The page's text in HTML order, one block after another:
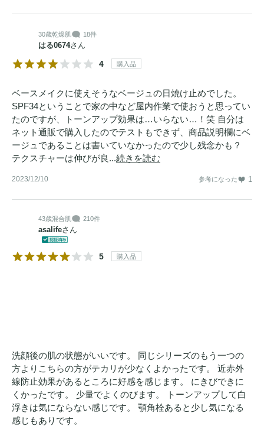
30歳乾燥肌 18件
はる0674さん
4 購入品
ベースメイクに使えそうなベージュの日焼け止めでした。
SPF34ということで家の中など屋内作業で使おうと思ってい
たのですが、トーンアップ効果は…いらない…！笑 自分は
ネット通販で購入したのでテストもできず、商品説明欄にベ
ージュであることは書いていなかったので少し残念かも？
テクスチャーは伸びが良...続きを読む
2023/12/10 参考になった 1
43歳混合肌 210件
asalifeさん
5 購入品
洗顔後の肌の状態がいいです。 同じシリーズのもう一つの
方よりこちらの方がテカリが少なくよかったです。 近赤外
線防止効果があるところに好感を感じます。 にきびできに
くかったです。 少量でよくのびます。 トーンアップして白
浮きは気にならない感じです。 顎角栓あると少し気になる
感じもありです。